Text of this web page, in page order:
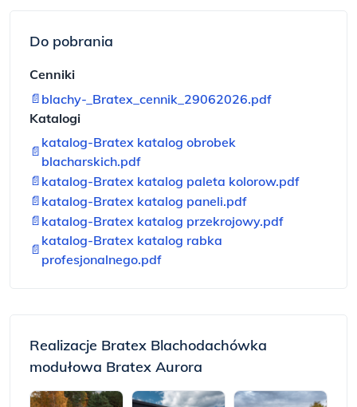
Do pobrania
Cenniki
📄 blachy-_Bratex_cennik_29062026.pdf
Katalogi
📄
katalog-Bratex katalog obrobek
blacharskich.pdf
📄 katalog-Bratex katalog paleta kolorow.pdf
📄 katalog-Bratex katalog paneli.pdf
📄 katalog-Bratex katalog przekrojowy.pdf
📄
katalog-Bratex katalog rabka
profesjonalnego.pdf
Realizacje Bratex Blachodachówka
modułowa Bratex Aurora